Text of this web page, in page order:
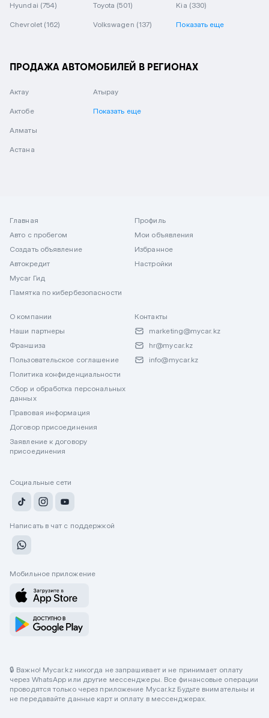
Hyundai (754) Toyota (501) Kia (330)
Chevrolet (162) Volkswagen (137) Показать еще
ПРОДАЖА АВТОМОБИЛЕЙ В РЕГИОНАХ
Актау
Актобе
Алматы
Астана
Атырау
Показать еще
Главная
Авто с пробегом
Создать объявление
Автокредит
Mycar Гид
Памятка по кибербезопасности
Профиль
Мои объявления
Избранное
Настройки
О компании
Наши партнеры
Франшиза
Пользовательское соглашение
Политика конфиденциальности
Сбор и обработка персональных
данных
Правовая информация
Договор присоединения
Заявление к договору
присоединения
Контакты
marketing@mycar.kz
hr@mycar.kz
info@mycar.kz
Социальные сети
Написать в чат с поддержкой
Мобильное приложение
🔒 Важно! Mycar.kz никогда не запрашивает и не принимает оплату
через WhatsApp или другие мессенджеры. Все финансовые операции
проводятся только через приложение Mycar.kz Будьте внимательны и
не передавайте данные карт и оплату в мессенджерах.